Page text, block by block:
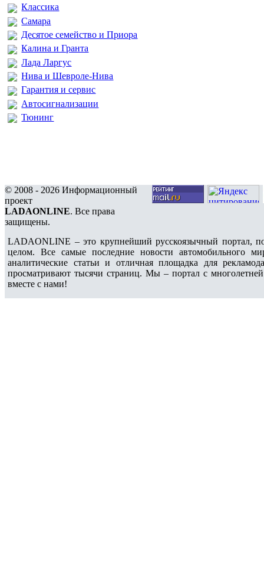
Классика
Самара
Десятое семейство и Приора
Калина и Гранта
Лада Ларгус
Нива и Шевроле-Нива
Гарантия и сервис
Автосигнализации
Тюнинг
© 2008 - 2026 Информационный
проект
LADAONLINE. Все права
защищены.
LADAONLINE – это крупнейший русскоязычный портал,
целом. Все самые последние новости автомобильного
аналитические статьи и отличная площадка для
просматривают тысячи страниц. Мы – портал с
вместе с нами!